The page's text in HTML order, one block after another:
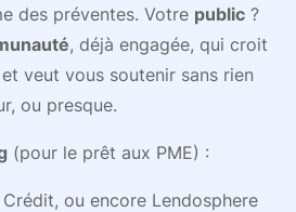
des préventes. Votre public ?
, déjà engagée, qui croit
veut vous soutenir sans rien
ou presque.
(pour le prêt aux PME) :
ou encore Lendosphere